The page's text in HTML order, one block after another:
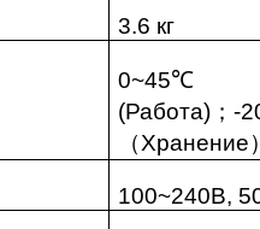
3.6 кг
0~45℃
(Работа) ；-
（Хранение
100~240В,